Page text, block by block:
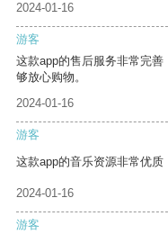
2024-01-16
游客
这款app的售后服务非常完
够放心购物。
2024-01-16
游客
这款app的音乐资源非常优质
2024-01-16
游客